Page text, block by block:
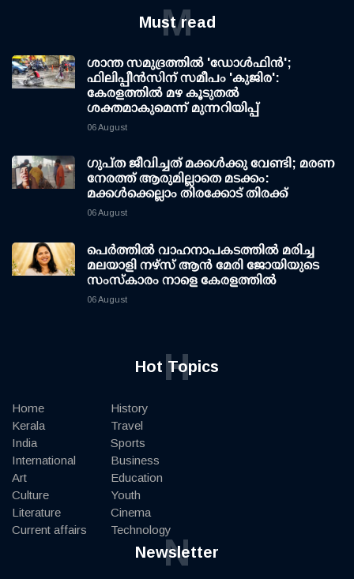
Must read
M
ശാന്ത സമുദ്രത്തില്‍ 'ഡോള്‍ഫിന്‍';
ഫിലിപ്പീന്‍സിന് സമീപം 'കുജിര':
കേരളത്തില്‍ മഴ കൂടുതല്‍
ശക്തമാകുമെന്ന് മുന്നറിയിപ്പ്
06 August
ഗുപ്ത ജീവിച്ചത് മക്കള്‍ക്കു വേണ്ടി; മരണ
നേരത്ത് ആരുമില്ലാതെ മടക്കം:
മക്കള്‍ക്കെല്ലാം തിരക്കോട് തിരക്ക്
06 August
പെർത്തിൽ വാഹനാപകടത്തിൽ മരിച്ച
മലയാളി നഴ്സ് ആൻ മേരി ജോയിയുടെ
സംസ്കാരം നാളെ കേരളത്തിൽ
06 August
Hot Topics
H
Home
Kerala
India
International
Art
Culture
Literature
Current affairs
History
Travel
Sports
Business
Education
Youth
Cinema
Technology
Newsletter
N